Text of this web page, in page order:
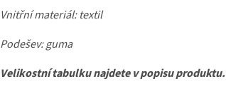
Vnitřní materiál: textil
Podešev: guma
Velikostní tabulku najdete v popisu produktu.